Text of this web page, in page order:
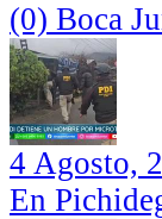
(0) Boca
4 Agosto,
En